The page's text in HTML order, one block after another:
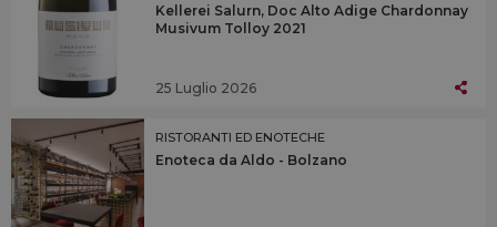
Kellerei Salurn, Doc Alto Adige Chardonnay
Musivum Tolloy 2021
25 Luglio 2026
RISTORANTI ED ENOTECHE
Enoteca da Aldo - Bolzano